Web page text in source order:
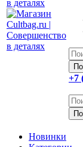
+7
Новинки